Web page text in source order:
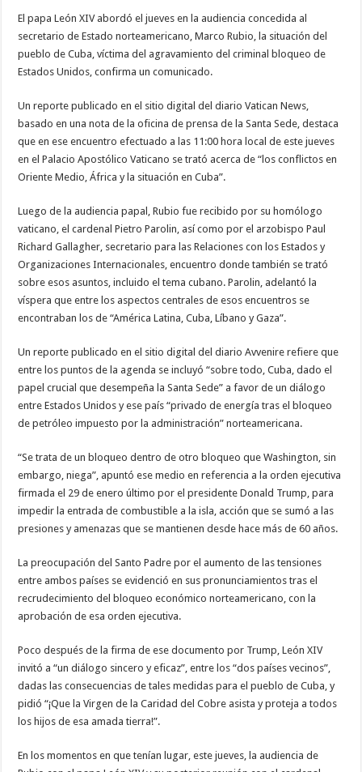
Rubio
El papa León XIV abordó el jueves en la audiencia concedida al
secretario de Estado norteamericano, Marco Rubio, la situación del
pueblo de Cuba, víctima del agravamiento del criminal bloqueo de
Estados Unidos, confirma un comunicado.
Un reporte publicado en el sitio digital del diario Vatican News,
basado en una nota de la oficina de prensa de la Santa Sede, destaca
que en ese encuentro efectuado a las 11:00 hora local de este jueves
en el Palacio Apostólico Vaticano se trató acerca de “los conflictos en
Oriente Medio, África y la situación en Cuba”.
Luego de la audiencia papal, Rubio fue recibido por su homólogo
vaticano, el cardenal Pietro Parolin, así como por el arzobispo Paul
Richard Gallagher, secretario para las Relaciones con los Estados y
Organizaciones Internacionales, encuentro donde también se trató
sobre esos asuntos, incluido el tema cubano. Parolin, adelantó la
víspera que entre los aspectos centrales de esos encuentros se
encontraban los de “América Latina, Cuba, Líbano y Gaza”.
Un reporte publicado en el sitio digital del diario Avvenire refiere que
entre los puntos de la agenda se incluyó “sobre todo, Cuba, dado el
papel crucial que desempeña la Santa Sede” a favor de un diálogo
entre Estados Unidos y ese país “privado de energía tras el bloqueo
de petróleo impuesto por la administración” norteamericana.
“Se trata de un bloqueo dentro de otro bloqueo que Washington, sin
embargo, niega”, apuntó ese medio en referencia a la orden ejecutiva
firmada el 29 de enero último por el presidente Donald Trump, para
impedir la entrada de combustible a la isla, acción que se sumó a las
presiones y amenazas que se mantienen desde hace más de 60 años.
La preocupación del Santo Padre por el aumento de las tensiones
entre ambos países se evidenció en sus pronunciamientos tras el
recrudecimiento del bloqueo económico norteamericano, con la
aprobación de esa orden ejecutiva.
Poco después de la firma de ese documento por Trump, León XIV
invitó a “un diálogo sincero y eficaz”, entre los “dos países vecinos”,
dadas las consecuencias de tales medidas para el pueblo de Cuba, y
pidió “¡Que la Virgen de la Caridad del Cobre asista y proteja a todos
los hijos de esa amada tierra!”.
En los momentos en que tenían lugar, este jueves, la audiencia de